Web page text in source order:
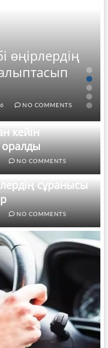
өңірлердің
NO COMMENTS
кейін
оралды
NO COMMENTS
сұранысы
NO COMMENTS